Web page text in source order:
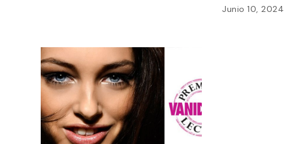
Junio 10, 2024